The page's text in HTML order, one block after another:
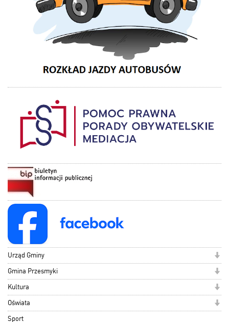
Urząd Gminy
Gmina Przesmyki
Kultura
Oświata
Sport